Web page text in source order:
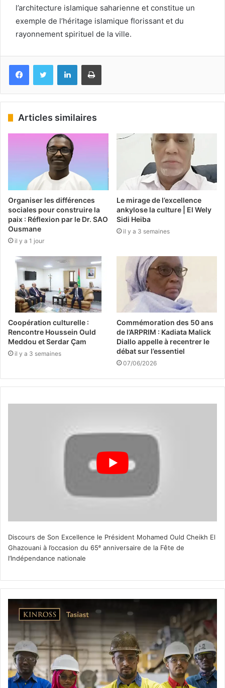
l’architecture islamique saharienne et constitue un
exemple de l’héritage islamique florissant et du
rayonnement spirituel de la ville.
FacebookTwitter LinkedinImprimer
Articles similaires
Organiser les différences
sociales pour construire la
paix : Réflexion par le Dr. SAO
Ousmane
il y a 1 jour
Le mirage de l’excellence
ankylose la culture | El Wely
Sidi Heiba
il y a 3 semaines
Coopération culturelle :
Rencontre Houssein Ould
Meddou et Serdar Çam
il y a 3 semaines
Commémoration des 50 ans
de l’ARPRIM : Kadiata Malick
Diallo appelle à recentrer le
débat sur l’essentiel
07/06/2026
Discours de Son Excellence le Président Mohamed Ould Cheikh El
Ghazouani à l’occasion du 65ᵉ anniversaire de la Fête de
l’Indépendance nationale